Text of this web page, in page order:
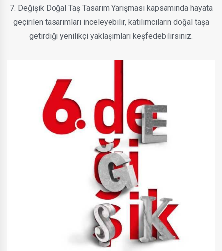
7. Değişik Doğal Taş Tasarım Yarışması kapsamında hayata
geçirilen tasarımları inceleyebilir, katılımcıların doğal taşa
getirdiği yenilikçi yaklaşımları keşfedebilirsiniz.